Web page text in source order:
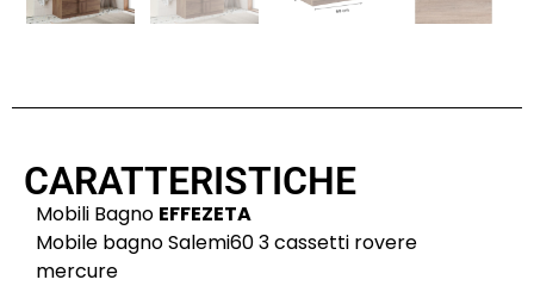
CARATTERISTICHE
Mobili Bagno EFFEZETA
Mobile bagno Salemi60 3 cassetti rovere
mercure